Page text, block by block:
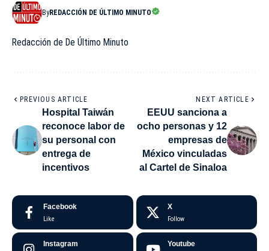
ByREDACCIÓN DE ÚLTIMO MINUTO
Redacción de De Último Minuto
PREVIOUS ARTICLE
Hospital Taiwán
reconoce labor de
su personal con
entrega de
incentivos
NEXT ARTICLE
EEUU sanciona a
ocho personas y 12
empresas de
México vinculadas
al Cartel de Sinaloa
Facebook
Like
X
Follow
Instagram Youtube